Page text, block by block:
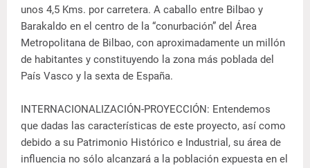
unos 4,5 Kms. por carretera. A caballo entre Bilbao y
Barakaldo en el centro de la “conurbación” del Área
Metropolitana de Bilbao, con aproximadamente un millón
de habitantes y constituyendo la zona más poblada del
País Vasco y la sexta de España.
INTERNACIONALIZACIÓN-PROYECCIÓN: Entendemos
que dadas las características de este proyecto, así como
debido a su Patrimonio Histórico e Industrial, su área de
influencia no sólo alcanzará a la población expuesta en el